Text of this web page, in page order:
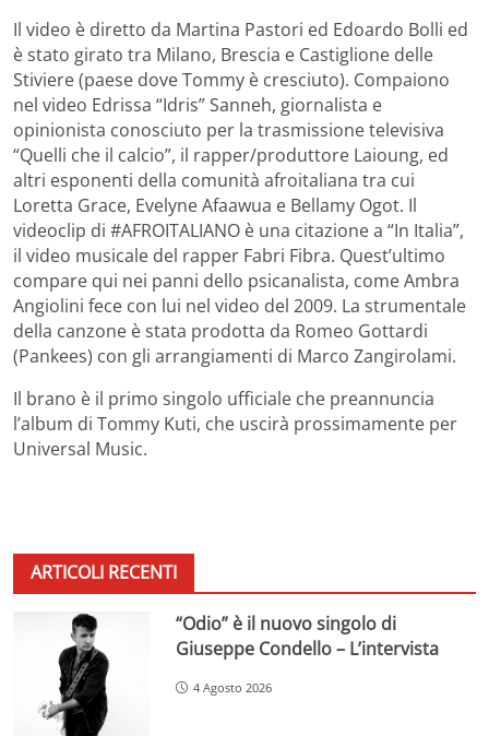
Il video è diretto da Martina Pastori ed Edoardo Bolli ed
è stato girato tra Milano, Brescia e Castiglione delle
Stiviere (paese dove Tommy è cresciuto). Compaiono
nel video Edrissa “Idris” Sanneh, giornalista e
opinionista conosciuto per la trasmissione televisiva
“Quelli che il calcio”, il rapper/produttore Laioung, ed
altri esponenti della comunità afroitaliana tra cui
Loretta Grace, Evelyne Afaawua e Bellamy Ogot. Il
videoclip di #AFROITALIANO è una citazione a “In Italia”,
il video musicale del rapper Fabri Fibra. Quest’ultimo
compare qui nei panni dello psicanalista, come Ambra
Angiolini fece con lui nel video del 2009. La strumentale
della canzone è stata prodotta da Romeo Gottardi
(Pankees) con gli arrangiamenti di Marco Zangirolami.
Il brano è il primo singolo ufficiale che preannuncia
l’album di Tommy Kuti, che uscirà prossimamente per
Universal Music.
ARTICOLI RECENTI
“Odio” è il nuovo singolo di
Giuseppe Condello – L’intervista
4 Agosto 2026